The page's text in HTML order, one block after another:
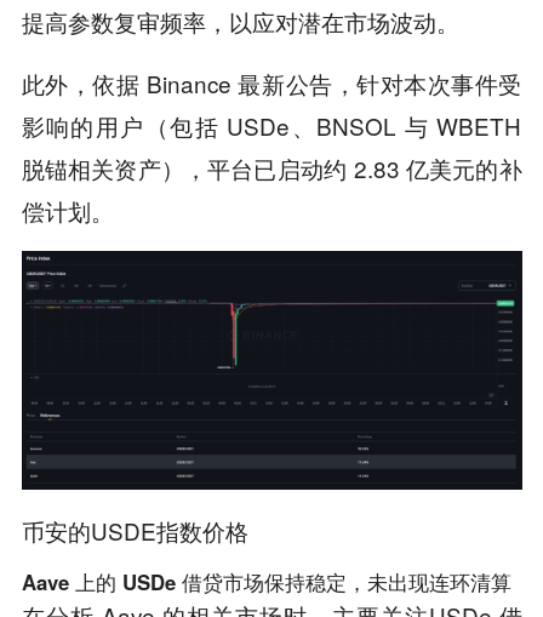
提高参数复审频率，以应对潜在市场波动。
此外，依据 Binance 最新公告，针对本次事件受
影响的用户（包括 USDe、BNSOL 与 WBETH
脱锚相关资产），平台已启动约 2.83 亿美元的补
偿计划。
币安的USDE指数价格
Aave 上的 USDe 借贷市场保持稳定，未出现连环清算